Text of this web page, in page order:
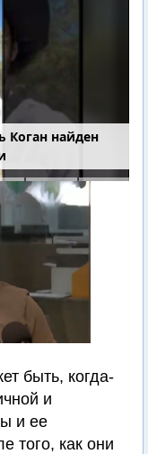
Коган найден
быть, когда-
и
и ее
того, как они